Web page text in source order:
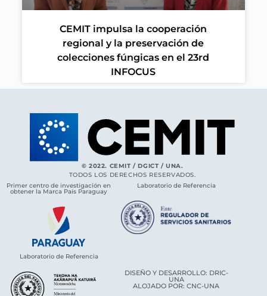
CEMIT impulsa la cooperación
regional y la preservación de
colecciones fúngicas en el 23rd
INFOCUS
© 2022. CEMIT / DGICT / UNA.
TODOS LOS DERECHOS RESERVADOS.
Primer centro de investigación en
obtener la Marca País Paraguay
Laboratorio de Referencia
Laboratorio de Referencia
DISEÑO Y DESARROLLO: DRIC-
UNA
ALOJADO POR: CNC-UNA